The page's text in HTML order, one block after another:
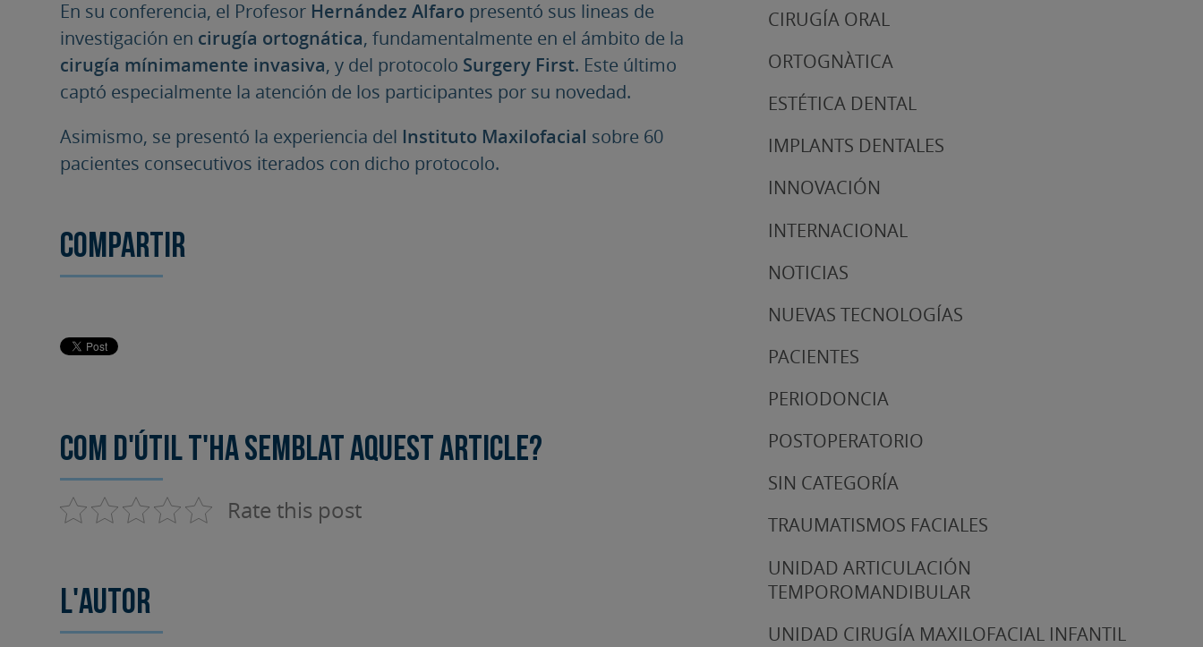
En su conferencia, el Profesor Hernández Alfaro presentó sus lineas de
investigación en cirugía ortognática, fundamentalmente en el ámbito de la
cirugía mínimamente invasiva, y del protocolo Surgery First. Este último
captó especialmente la atención de los participantes por su novedad.
Asimismo, se presentó la experiencia del Instituto Maxilofacial sobre 60
pacientes consecutivos iterados con dicho protocolo.
Compartir
Com d'útil t'ha semblat aquest article?
Rate this post
L'autor
CIRUGÍA ORAL
ORTOGNÀTICA
ESTÉTICA DENTAL
IMPLANTS DENTALES
INNOVACIÓN
INTERNACIONAL
NOTICIAS
NUEVAS TECNOLOGÍAS
PACIENTES
PERIODONCIA
POSTOPERATORIO
SIN CATEGORÍA
TRAUMATISMOS FACIALES
UNIDAD ARTICULACIÓN
TEMPOROMANDIBULAR
UNIDAD CIRUGÍA MAXILOFACIAL INFANTIL